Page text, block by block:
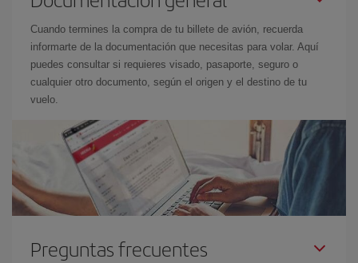
Cuando termines la compra de tu billete de avión, recuerda
informarte de la documentación que necesitas para volar. Aquí
puedes consultar si requieres visado, pasaporte, seguro o
cualquier otro documento, según el origen y el destino de tu
vuelo.
Preguntas frecuentes